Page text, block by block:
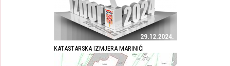
KATASTARSKA IZMJERA MARINIĆI